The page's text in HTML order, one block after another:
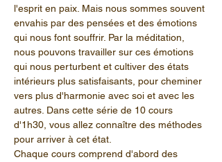
l'esprit en paix. Mais nous sommes souvent
envahis par des pensées et des émotions
qui nous font souffrir. Par la méditation,
nous pouvons travailler sur ces émotions
qui nous perturbent et cultiver des états
intérieurs plus satisfaisants, pour cheminer
vers plus d'harmonie avec soi et avec les
autres. Dans cette série de 10 cours
d'1h30, vous allez connaître des méthodes
pour arriver à cet état.
Chaque cours comprend d'abord des